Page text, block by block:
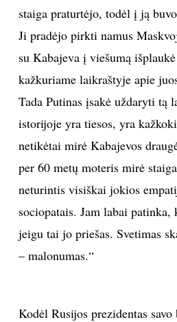
staiga praturtėjo, todėl į ją
Ji pradėjo pirkti namus
su Kabajeva į viešumą
kažkuriame laikraštyje apie
Tada Putinas įsakė uždaryti tą
istorijoje yra tiesos, yra
netikėtai mirė Kabajevos
per 60 metų moteris mirė
neturintis visiškai jokios
sociopatais. Jam labai
jeigu tai jo priešas. Svetimas
– malonumas.“
Kodėl Rusijos prezidentas